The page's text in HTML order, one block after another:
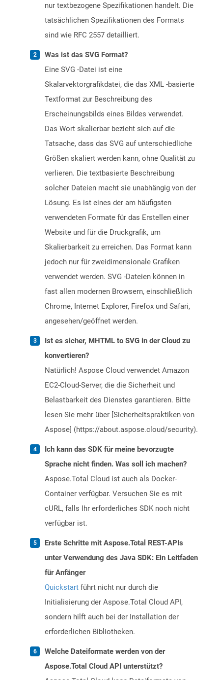
nur textbezogene Spezifikationen handelt. Die
tatsächlichen Spezifikationen des Formats
sind wie RFC 2557 detailliert.
Was ist das SVG Format?
Eine SVG -Datei ist eine
Skalarvektorgrafikdatei, die das XML -basierte
Textformat zur Beschreibung des
Erscheinungsbilds eines Bildes verwendet.
Das Wort skalierbar bezieht sich auf die
Tatsache, dass das SVG auf unterschiedliche
Größen skaliert werden kann, ohne Qualität zu
verlieren. Die textbasierte Beschreibung
solcher Dateien macht sie unabhängig von der
Lösung. Es ist eines der am häufigsten
verwendeten Formate für das Erstellen einer
Website und für die Druckgrafik, um
Skalierbarkeit zu erreichen. Das Format kann
jedoch nur für zweidimensionale Grafiken
verwendet werden. SVG -Dateien können in
fast allen modernen Browsern, einschließlich
Chrome, Internet Explorer, Firefox und Safari,
angesehen/geöffnet werden.
Ist es sicher, MHTML to SVG in der Cloud zu
konvertieren?
Natürlich! Aspose Cloud verwendet Amazon
EC2-Cloud-Server, die die Sicherheit und
Belastbarkeit des Dienstes garantieren. Bitte
lesen Sie mehr über [Sicherheitspraktiken von
Aspose] (https://about.aspose.cloud/security).
Ich kann das SDK für meine bevorzugte
Sprache nicht finden. Was soll ich machen?
Aspose.Total Cloud ist auch als Docker-
Container verfügbar. Versuchen Sie es mit
cURL, falls Ihr erforderliches SDK noch nicht
verfügbar ist.
Erste Schritte mit Aspose.Total REST-APIs
unter Verwendung des Java SDK: Ein Leitfaden
für Anfänger
Quickstart führt nicht nur durch die
Initialisierung der Aspose.Total Cloud API,
sondern hilft auch bei der Installation der
erforderlichen Bibliotheken.
Welche Dateiformate werden von der
Aspose.Total Cloud API unterstützt?